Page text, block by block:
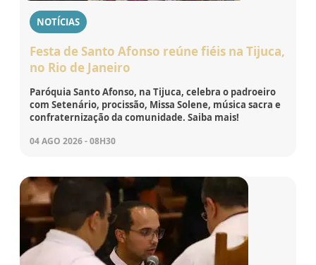
NOTÍCIAS
Festa de Santo Afonso reúne fiéis na Tijuca,
no Rio de Janeiro
Paróquia Santo Afonso, na Tijuca, celebra o padroeiro
com Setenário, procissão, Missa Solene, música sacra e
confraternização da comunidade. Saiba mais!
04 AGO 2026 - 08H30